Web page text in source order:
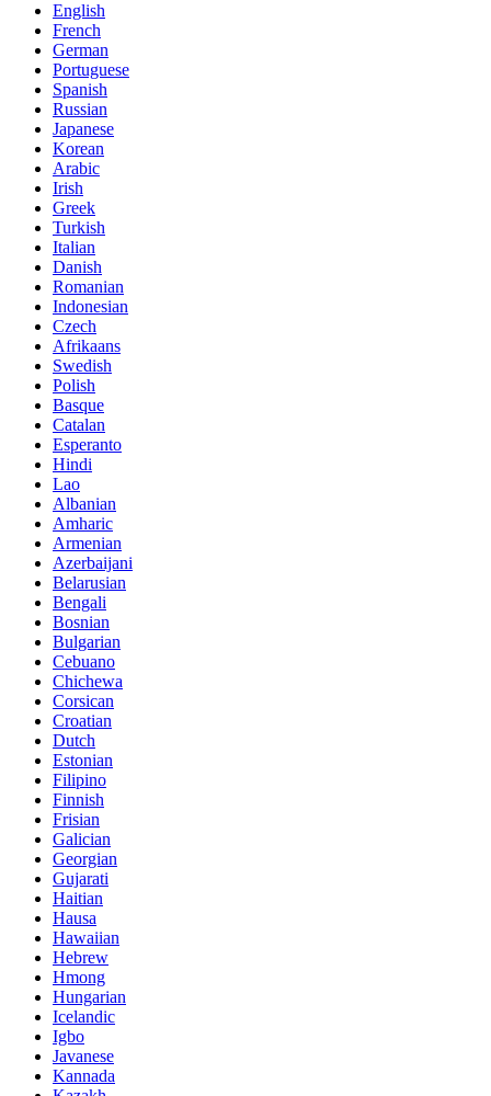
English
French
German
Portuguese
Spanish
Russian
Japanese
Korean
Arabic
Irish
Greek
Turkish
Italian
Danish
Romanian
Indonesian
Czech
Afrikaans
Swedish
Polish
Basque
Catalan
Esperanto
Hindi
Lao
Albanian
Amharic
Armenian
Azerbaijani
Belarusian
Bengali
Bosnian
Bulgarian
Cebuano
Chichewa
Corsican
Croatian
Dutch
Estonian
Filipino
Finnish
Frisian
Galician
Georgian
Gujarati
Haitian
Hausa
Hawaiian
Hebrew
Hmong
Hungarian
Icelandic
Igbo
Javanese
Kannada